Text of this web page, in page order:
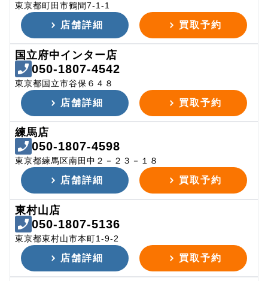
東京都町田市鶴間7-1-1
店舗詳細 買取予約
国立府中インター店
050-1807-4542
東京都国立市谷保６４８
店舗詳細 買取予約
練馬店
050-1807-4598
東京都練馬区南田中２－２３－１８
店舗詳細 買取予約
東村山店
050-1807-5136
東京都東村山市本町1-9-2
店舗詳細 買取予約